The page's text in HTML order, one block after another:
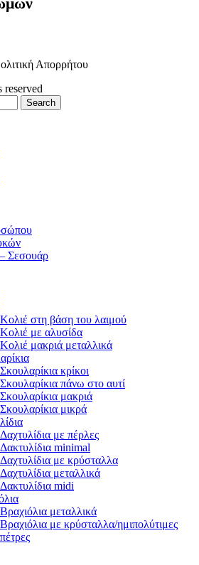
Απορρήτου
reserved
Search
Σεσουάρ
Κολιέ στη βάση του λαιμού
Κολιέ με αλυσίδα
Κολιέ μακριά μεταλλικά
Σκουλαρίκια κρίκοι
Σκουλαρίκια πάνω στο αυτί
Σκουλαρίκια μακριά
Σκουλαρίκια μικρά
Δαχτυλίδια με πέρλες
Δακτυλίδια minimal
Δαχτυλίδια με κρύσταλλα
Δαχτυλίδια μεταλλικά
Δακτυλίδια midi
Βραχιόλια μεταλλικά
Βραχιόλια με κρύσταλλα/ημιπολύτιμες
πέτρες